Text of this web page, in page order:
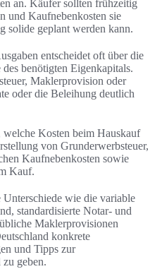
an. Käufer sollten frühzeitig
und Kaufnebenkosten sie
solide geplant werden kann.
entscheidet oft über die
benötigten Eigenkapitals.
Maklerprovision oder
oder die Beleihung deutlich
Kosten beim Hauskauf
von Grunderwerbsteuer,
Kaufnebenkosten sowie
Kauf.
wie die variable
standardisierte Notar- und
Maklerprovisionen
konkrete
und Tipps zur
geben.